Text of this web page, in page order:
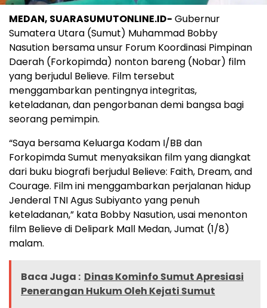
MEDAN, SUARASUMUTONLINE.ID- Gubernur
Sumatera Utara (Sumut) Muhammad Bobby
Nasution bersama unsur Forum Koordinasi Pimpinan
Daerah (Forkopimda) nonton bareng (Nobar) film
yang berjudul Believe. Film tersebut
menggambarkan pentingnya integritas,
keteladanan, dan pengorbanan demi bangsa bagi
seorang pemimpin.
“Saya bersama Keluarga Kodam I/BB dan
Forkopimda Sumut menyaksikan film yang diangkat
dari buku biografi berjudul Believe: Faith, Dream, and
Courage. Film ini menggambarkan perjalanan hidup
Jenderal TNI Agus Subiyanto yang penuh
keteladanan,” kata Bobby Nasution, usai menonton
film Believe di Delipark Mall Medan, Jumat (1/8)
malam.
Baca Juga : Dinas Kominfo Sumut Apresiasi
Penerangan Hukum Oleh Kejati Sumut